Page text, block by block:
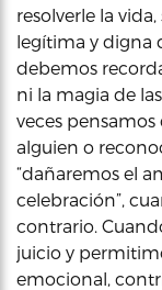
resolverle la
legítima y digna
debemos
ni la magia de
veces
alguien o
“dañaremos el
celebración”,
contrario.
juicio y
emocional,